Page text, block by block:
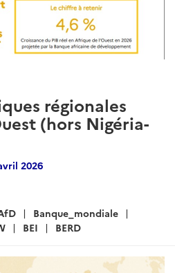
régionales
(hors Nigéria-
2026
Banque_mondiale
BEI BERD